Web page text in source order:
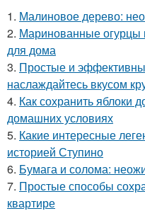
1. Малиновое дерево:
2. Маринованные огурцы
для дома
3. Простые и
наслаждайтесь вкусом
4. Как сохранить яблоки
домашних условиях
5. Какие интересные
историей Ступино
6. Бумага и солома:
7. Простые способы
квартире